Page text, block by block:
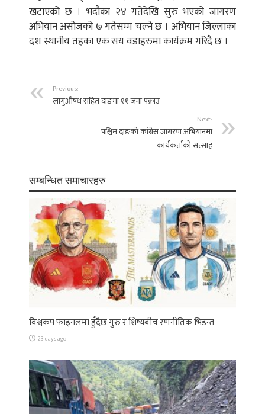
खटाएको छ । भदौका २४ गतेदेखि सुरु भएको जागरण
अभियान असोजको ७ गतेसम्म चल्ने छ । अभियान जिल्लाका
दश स्थानीय तहका एक सय वडाहरुमा कार्यक्रम गरिदै छ ।
Previous:
लागुऔषध सहित दाङमा ११ जना पक्राउ
Next:
पश्चिम दाङको कांग्रेस जागरण अभियानमा
कार्यकर्ताको सत्साह
सम्बन्धित समाचारहरु
विश्वकप फाइनलमा हुँदैछ गुरु र शिष्यबीच रणनीतिक भिडन्त
23 days ago